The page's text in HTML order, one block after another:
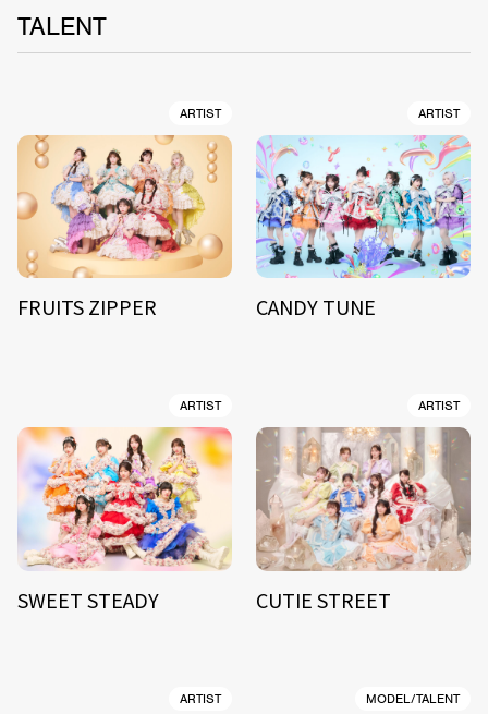
TALENT
ARTIST
FRUITS ZIPPER
ARTIST
CANDY TUNE
ARTIST
SWEET STEADY
ARTIST
CUTIE STREET
ARTIST MODEL/TALENT